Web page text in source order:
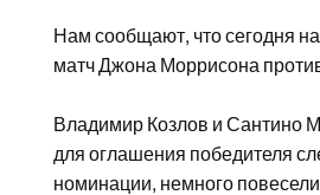
Нам сообщают, что сегодня
матч Джона Моррисона
Владимир Козлов и Сантино
для оглашения победителя
номинации, немного